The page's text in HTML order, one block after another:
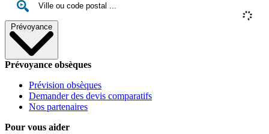
Prévoyance
Prévoyance obsèques
Prévision obsèques
Demander des devis comparatifs
Nos partenaires
Pour vous aider